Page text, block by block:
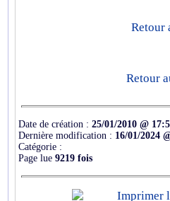
Retour
Retour
Date de création : 25/01/2010 @
Dernière modification : 16/01/2024
Catégorie :
Page lue 9219 fois